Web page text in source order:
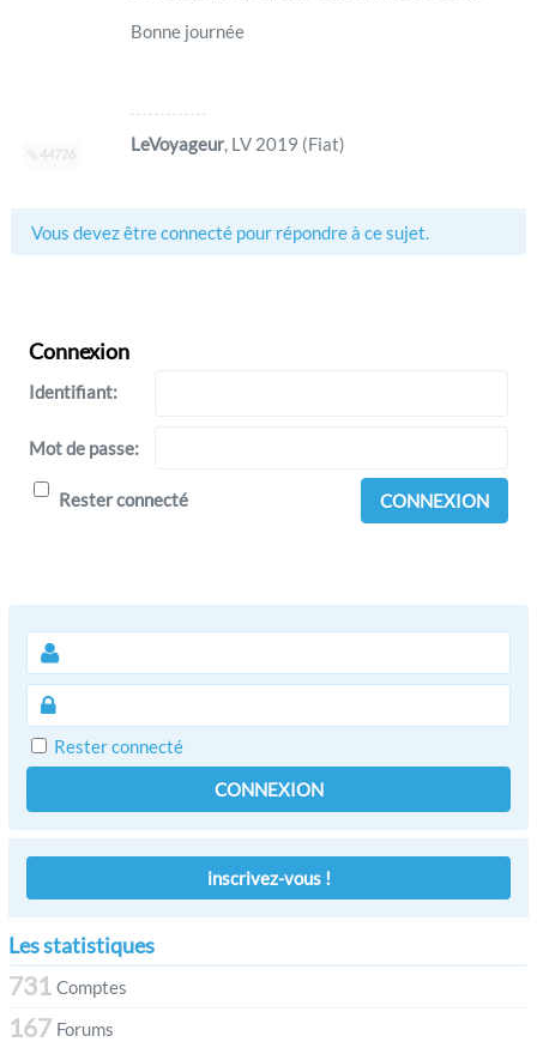
44726
Bonne journée
LeVoyageur, LV 2019 (Fiat)
Vous devez être connecté pour répondre à ce sujet.
Connexion
Identifiant:
Mot de passe:
Rester connecté CONNEXION
Rester connecté
CONNEXION
inscrivez-vous !
Les statistiques
731 Comptes
167 Forums